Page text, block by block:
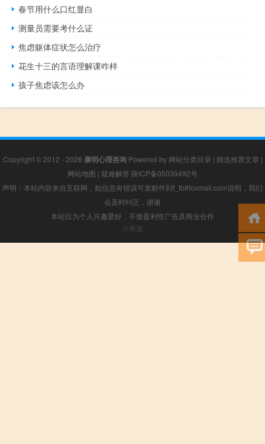
春节用什么口红显白
测量员需要考什么证
焦虑躯体症状怎么治疗
花生十三的言语理解课咋样
孩子焦虑该怎么办
Copyright © 2012 - 2026 康明心理咨询Powered by 网站分类目录 | 精选推荐文章 |
网站地图 | 疑难解答 陕ICP备05039492号
声明：本站内容来自互联网，如信息有错误可发邮件到f_fb#foxmail.com说明，我们
会及时纠正，谢谢
本站仅为个人兴趣爱好，不接盈利性广告及商业合作
小男孩